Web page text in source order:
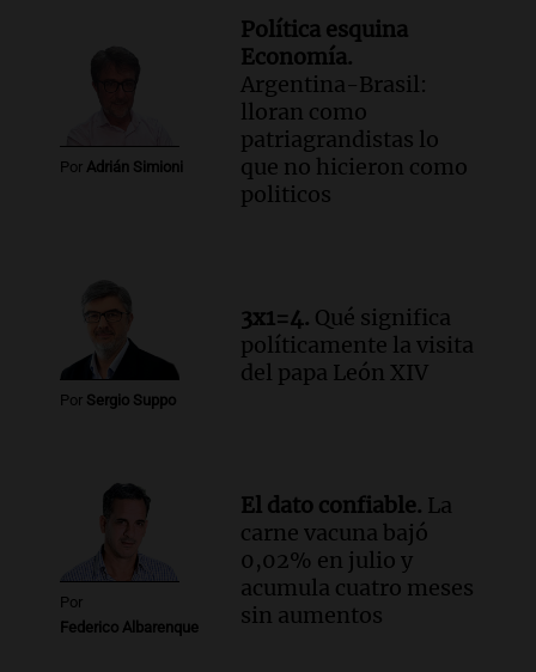
Por Adrián Simioni
Política esquina
Economía.
Argentina-Brasil:
lloran como
patriagrandistas lo
que no hicieron como
politicos
Por Sergio Suppo
3x1=4. Qué significa
políticamente la visita
del papa León XIV
Por
Federico Albarenque
El dato confiable. La
carne vacuna bajó
0,02% en julio y
acumula cuatro meses
sin aumentos